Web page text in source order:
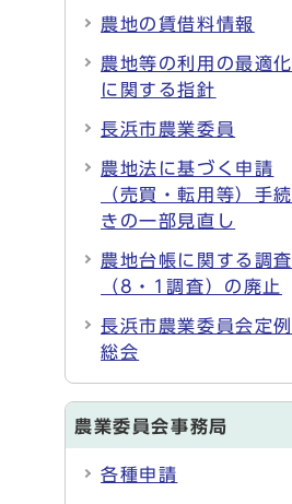
農地の賃借料情報
農地等の利用の最適化
に関する指針
長浜市農業委員
農地法に基づく申請
（売買・転用等）手続
きの一部見直し
農地台帳に関する調査
（8・1調査）の廃止
長浜市農業委員会定例
総会
農業委員会事務局
各種申請